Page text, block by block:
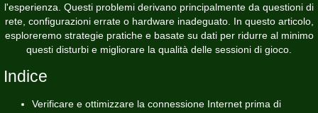
l'esperienza. Questi problemi derivano principalmente da questioni di
rete, configurazioni errate o hardware inadeguato. In questo articolo,
esploreremo strategie pratiche e basate su dati per ridurre al minimo
questi disturbi e migliorare la qualità delle sessioni di gioco.
Indice
Verificare e ottimizzare la connessione Internet prima di